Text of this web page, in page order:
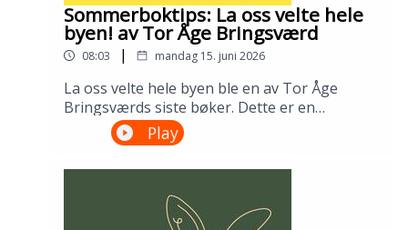
Sommerboktips: La oss velte hele
byen! av Tor Åge Bringsværd
08:03 | mandag 15. juni 2026
La oss velte hele byen ble en av Tor Åge
Bringsværds siste bøker. Dette er en
dystopisk ungdomsroman fra en ødelagt og
urettferdig verden. Men den er slett ikke uten
håp. Lån den på biblioteket ditt!---Innspilt på
Ellen Vinje og Åsmund Ådnøy.Produksjon:
Åsmund Ådnøy.Alt om Sølvberget:
Play